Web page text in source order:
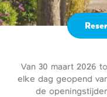
Van 30 maart 2026
elke dag geopend
de